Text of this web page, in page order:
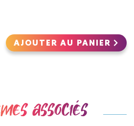
AJOUTER AU PANIER
associés